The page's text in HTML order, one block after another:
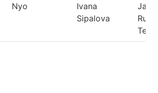
Nyo
Ivana
Sipalova
Jack